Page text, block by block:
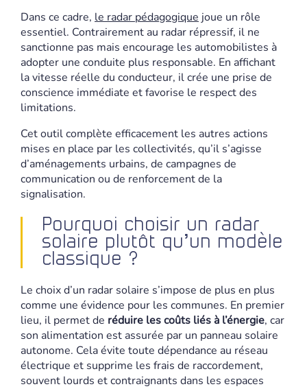
Dans ce cadre, le radar pédagogique joue un rôle
essentiel. Contrairement au radar répressif, il ne
sanctionne pas mais encourage les automobilistes à
adopter une conduite plus responsable. En affichant
la vitesse réelle du conducteur, il crée une prise de
conscience immédiate et favorise le respect des
limitations.
Cet outil complète efficacement les autres actions
mises en place par les collectivités, qu’il s’agisse
d’aménagements urbains, de campagnes de
communication ou de renforcement de la
signalisation.
Pourquoi choisir un radar
solaire plutôt qu’un modèle
classique ?
Le choix d’un radar solaire s’impose de plus en plus
comme une évidence pour les communes. En premier
lieu, il permet de réduire les coûts liés à l’énergie, car
son alimentation est assurée par un panneau solaire
autonome. Cela évite toute dépendance au réseau
électrique et supprime les frais de raccordement,
souvent lourds et contraignants dans les espaces